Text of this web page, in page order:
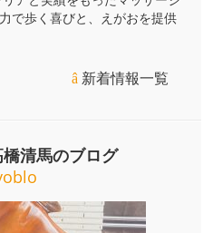
で歩く喜びと、えがおを提供
新着情報一覧
清馬のブログ